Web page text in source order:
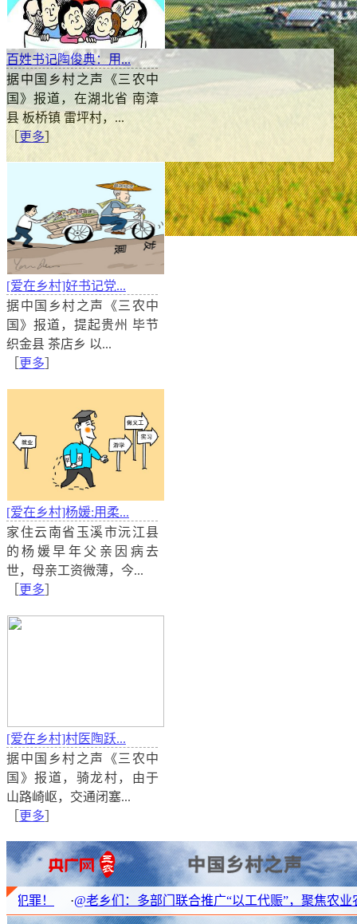
[爱在乡村]黄家金：做好一辈子的守山人
据中国乡村之声《三农中国》报道，在湖北省当阳市王
处千年前的寺庙遗址龙兴寺。在龙兴寺所处的山地里，
叫黄家金。黄师傅一心想让荒山变成青山，于是就在山
师傅这一种，就是十几年……
[爱在乡村]张海霞:用“爱”守住教师美丽底色
据中国乡村之声《三农中国》报道，张海霞是山东省乐
一名教师，二十七年的教书生涯，她见证着农村学校的
又一批优秀学生，也守住了人民教师的美丽底色。
百姓书记陶俊典：用...
据中国乡村之声《三农中
国》报道，在湖北省 南漳
县 板桥镇 雷坪村，...
［ 更多］
[爱在乡村]好书记党...
据中国乡村之声《三农中
国》报道，提起贵州 毕节
织金县 茶店乡 以...
更多
[爱在乡村]杨媛:用柔...
家住云南省玉溪市沅江县
的杨媛早年父亲因病去
世，母亲工资微薄，今...
更多
[爱在乡村]村医陶跃...
据中国乡村之声《三农中
国》报道，骑龙村，由于
山路崎岖，交通闭塞...
更多
老乡们：多部门联合推广“以工代赈”，聚焦农业农村五大领域